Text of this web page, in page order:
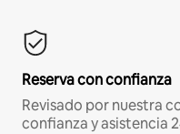
Reserva con confianza
Revisado por nuestra
confianza y asistencia